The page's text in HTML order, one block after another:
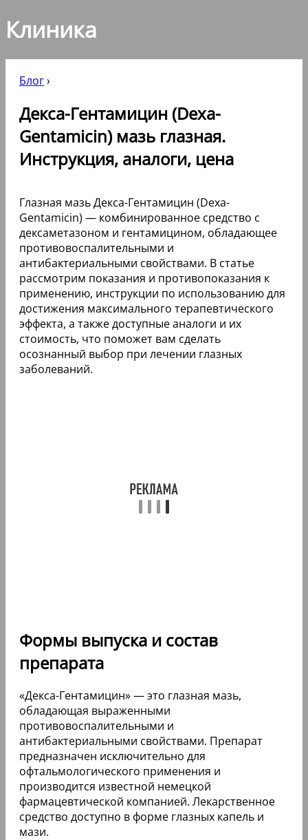
Клиника
Блог›
Декса-Гентамицин (Dexa-
Gentamicin) мазь глазная.
Инструкция, аналоги, цена
Глазная мазь Декса-Гентамицин (Dexa-
Gentamicin) — комбинированное средство с
дексаметазоном и гентамицином, обладающее
противовоспалительными и
антибактериальными свойствами. В статье
рассмотрим показания и противопоказания к
применению, инструкции по использованию для
достижения максимального терапевтического
эффекта, а также доступные аналоги и их
стоимость, что поможет вам сделать
осознанный выбор при лечении глазных
заболеваний.
Формы выпуска и состав
препарата
«Декса-Гентамицин» — это глазная мазь,
обладающая выраженными
противовоспалительными и
антибактериальными свойствами. Препарат
предназначен исключительно для
офтальмологического применения и
производится известной немецкой
фармацевтической компанией. Лекарственное
средство доступно в форме глазных капель и
мази.